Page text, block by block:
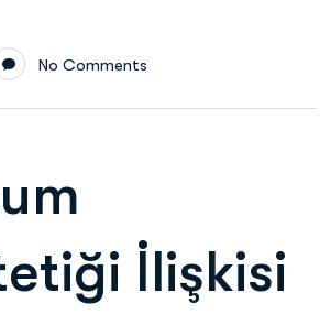
No Comments
İlişkisi